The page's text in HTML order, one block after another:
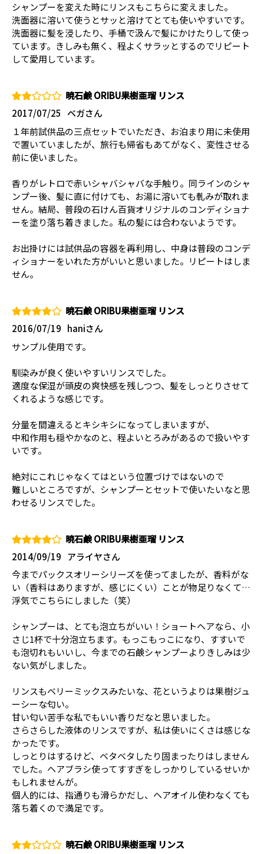
シャンプーを変えた時にリンスもこちらに変えました。
洗面器に溶いて使うとサッと溶けてとても使いやすいです。
洗面器に髪を浸したり、手桶で汲んで髪にかけたりして使っ
ています。きしみも無く、程よくサラッとするのでリピート
して愛用しています。
暁石鹸 ORIBU果樹亜瑠 リンス
ベガさん
2017/07/25
１年前試供品の三点セットでいただき、お泊まり用に未使用
で置いていましたが、旅行も帰省もあてがなく、変性させる
前に使いました。
香りがレトロで赤いシャバシャバな手触り。同ラインのシャ
ンプー後、髪に直に付けても、お湯に溶いても軋みが取れま
せん。結局、普段の石けん百貨オリジナルのコンディショナ
ーを塗り落ち着きました。私の髪には合わないようです。
お出掛けには試供品の容器を再利用し、中身は普段のコンデ
ィショナーをいれた方がいいと思いました。リピートはしま
せん。
暁石鹸 ORIBU果樹亜瑠 リンス
haniさん
2016/07/19
サンプル使用です。
馴染みが良く使いやすいリンスでした。
適度な保湿が頭皮の爽快感を残しつつ、髪をしっとりさせて
くれるような感じです。
分量を間違えるとキシキシになってしまいますが、
中和作用も穏やかなのと、程よいとろみがあるので扱いやす
いです。
絶対にこれじゃなくてはという位置づけではないので
難しいところですが、シャンプーとセットで使いたいなと思
わせるリンスでした。
暁石鹸 ORIBU果樹亜瑠 リンス
アライヤさん
2014/09/19
今までパックスオリーシリーズを使ってましたが、香料がな
い（香料はありますが、感じにくい）ことが物足りなくて…
浮気でこちらにしました（笑）
シャンプーは、とても泡立ちがいい！ショートヘアなら、小
さじ1杯で十分泡立ちます。もっこもっこになり、すすいで
も泡切れもいいし、今までの石鹸シャンプーよりきしみは少
ない気がしました。
リンスもベリーミックスみたいな、花というよりは果樹ジュ
ーシーな匂い。
甘い匂い苦手な私でもいい香りだなと思いました。
さらさらした液体のリンスですが、私は使いにくさは感じな
かったです。
しっとりはするけど、ベタベタしたり固まったりはしません
でした。ヘアブラシ使ってすすぎをしっかりしているせいか
もしれませんが。
個人的には、指通りも滑らかだし、ヘアオイル使わなくても
落ち着くので満足です。
暁石鹸 ORIBU果樹亜瑠 リンス